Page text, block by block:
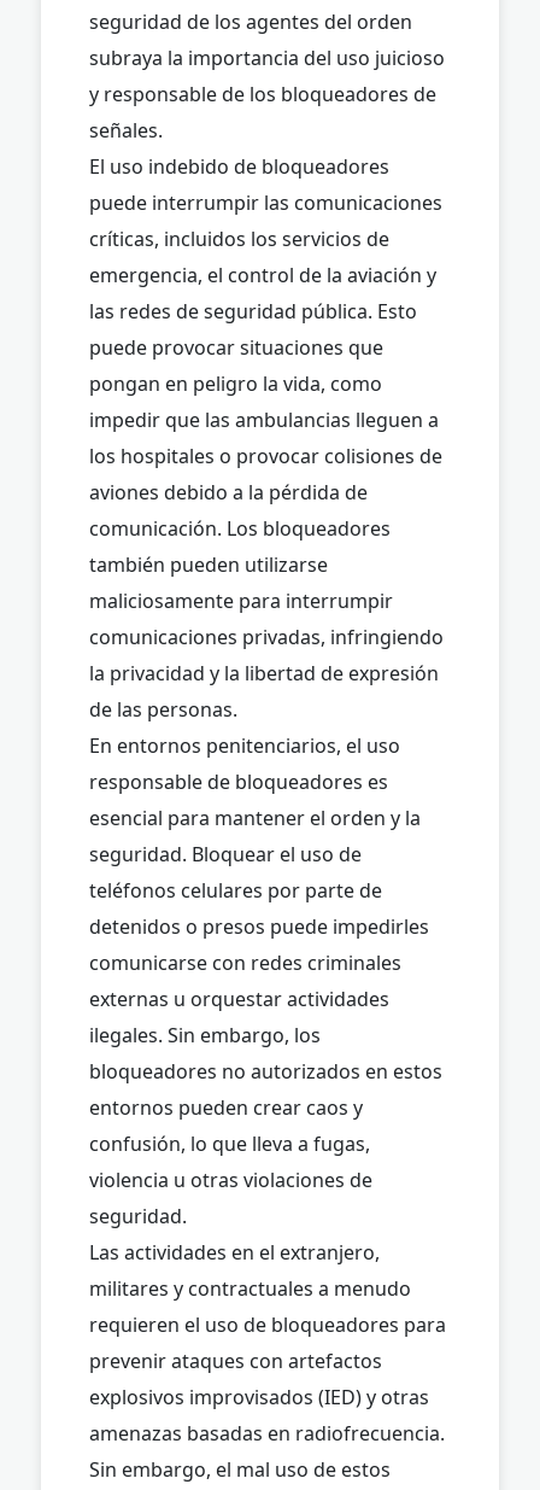
seguridad de los agentes del orden
subraya la importancia del uso juicioso
y responsable de los bloqueadores de
señales.
El uso indebido de bloqueadores
puede interrumpir las comunicaciones
críticas, incluidos los servicios de
emergencia, el control de la aviación y
las redes de seguridad pública. Esto
puede provocar situaciones que
pongan en peligro la vida, como
impedir que las ambulancias lleguen a
los hospitales o provocar colisiones de
aviones debido a la pérdida de
comunicación. Los bloqueadores
también pueden utilizarse
maliciosamente para interrumpir
comunicaciones privadas, infringiendo
la privacidad y la libertad de expresión
de las personas.
En entornos penitenciarios, el uso
responsable de bloqueadores es
esencial para mantener el orden y la
seguridad. Bloquear el uso de
teléfonos celulares por parte de
detenidos o presos puede impedirles
comunicarse con redes criminales
externas u orquestar actividades
ilegales. Sin embargo, los
bloqueadores no autorizados en estos
entornos pueden crear caos y
confusión, lo que lleva a fugas,
violencia u otras violaciones de
seguridad.
Las actividades en el extranjero,
militares y contractuales a menudo
requieren el uso de bloqueadores para
prevenir ataques con artefactos
explosivos improvisados ​​(IED) y otras
amenazas basadas en radiofrecuencia.
Sin embargo, el mal uso de estos